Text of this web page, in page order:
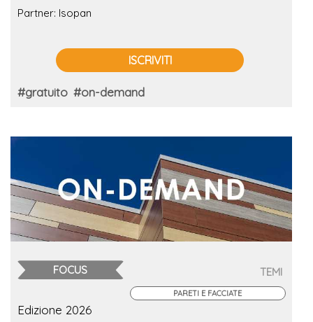
Partner: Isopan
ISCRIVITI
#gratuito #on-demand
FOCUS TEMI
PARETI E FACCIATE
Edizione 2026